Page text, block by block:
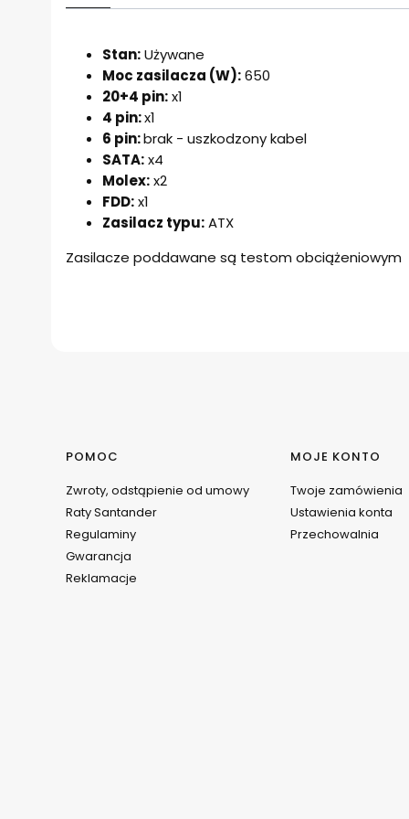
Stan:Używane
Moc zasilacza (W):650
20+4 pin:x1
4 pin:x1
6 pin:brak - uszkodzony kabel
SATA:x4
Molex:x2
FDD:x1
Zasilacz typu:ATX
Zasilacze poddawane są testom obciążeniowym
Linki w stopce
POMOC
Zwroty, odstąpienie od umowy
Raty Santander
Regulaminy
Gwarancja
Reklamacje
MOJE KONTO
Twoje zamówienia
Ustawienia konta
Przechowalnia